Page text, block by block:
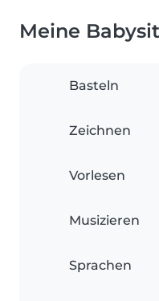
Meine
Basteln
Zeichnen
Vorlesen
Musizieren
Sprachen